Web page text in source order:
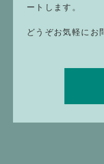
ートします。
どうぞお気軽にお